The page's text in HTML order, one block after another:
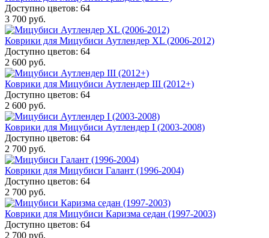
Доступно цветов: 64
3 700 руб.
Коврики для Мицубиси Аутлендер XL (2006-2012)
Доступно цветов: 64
2 600 руб.
Коврики для Мицубиси Аутлендер III (2012+)
Доступно цветов: 64
2 600 руб.
Коврики для Мицубиси Аутлендер I (2003-2008)
Доступно цветов: 64
2 700 руб.
Коврики для Мицубиси Галант (1996-2004)
Доступно цветов: 64
2 700 руб.
Коврики для Мицубиси Каризма седан (1997-2003)
Доступно цветов: 64
2 700 руб.